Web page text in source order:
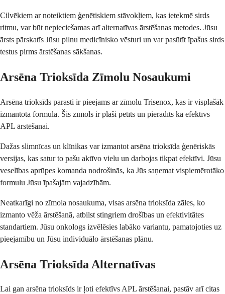
Cilvēkiem ar noteiktiem ģenētiskiem stāvokļiem, kas ietekmē sirds
ritmu, var būt nepieciešamas arī alternatīvas ārstēšanas metodes. Jūsu
ārsts pārskatīs Jūsu pilnu medicīnisko vēsturi un var pasūtīt īpašus sirds
testus pirms ārstēšanas sākšanas.
Arsēna Trioksīda Zīmolu Nosaukumi
Arsēna trioksīds parasti ir pieejams ar zīmolu Trisenox, kas ir visplašāk
izmantotā formula. Šis zīmols ir plaši pētīts un pierādīts kā efektīvs
APL ārstēšanai.
Dažas slimnīcas un klīnikas var izmantot arsēna trioksīda ģenēriskās
versijas, kas satur to pašu aktīvo vielu un darbojas tikpat efektīvi. Jūsu
veselības aprūpes komanda nodrošinās, ka Jūs saņemat vispiemērotāko
formulu Jūsu īpašajām vajadzībām.
Neatkarīgi no zīmola nosaukuma, visas arsēna trioksīda zāles, ko
izmanto vēža ārstēšanā, atbilst stingriem drošības un efektivitātes
standartiem. Jūsu onkologs izvēlēsies labāko variantu, pamatojoties uz
pieejamību un Jūsu individuālo ārstēšanas plānu.
Arsēna Trioksīda Alternatīvas
Lai gan arsēna trioksīds ir ļoti efektīvs APL ārstēšanai, pastāv arī citas